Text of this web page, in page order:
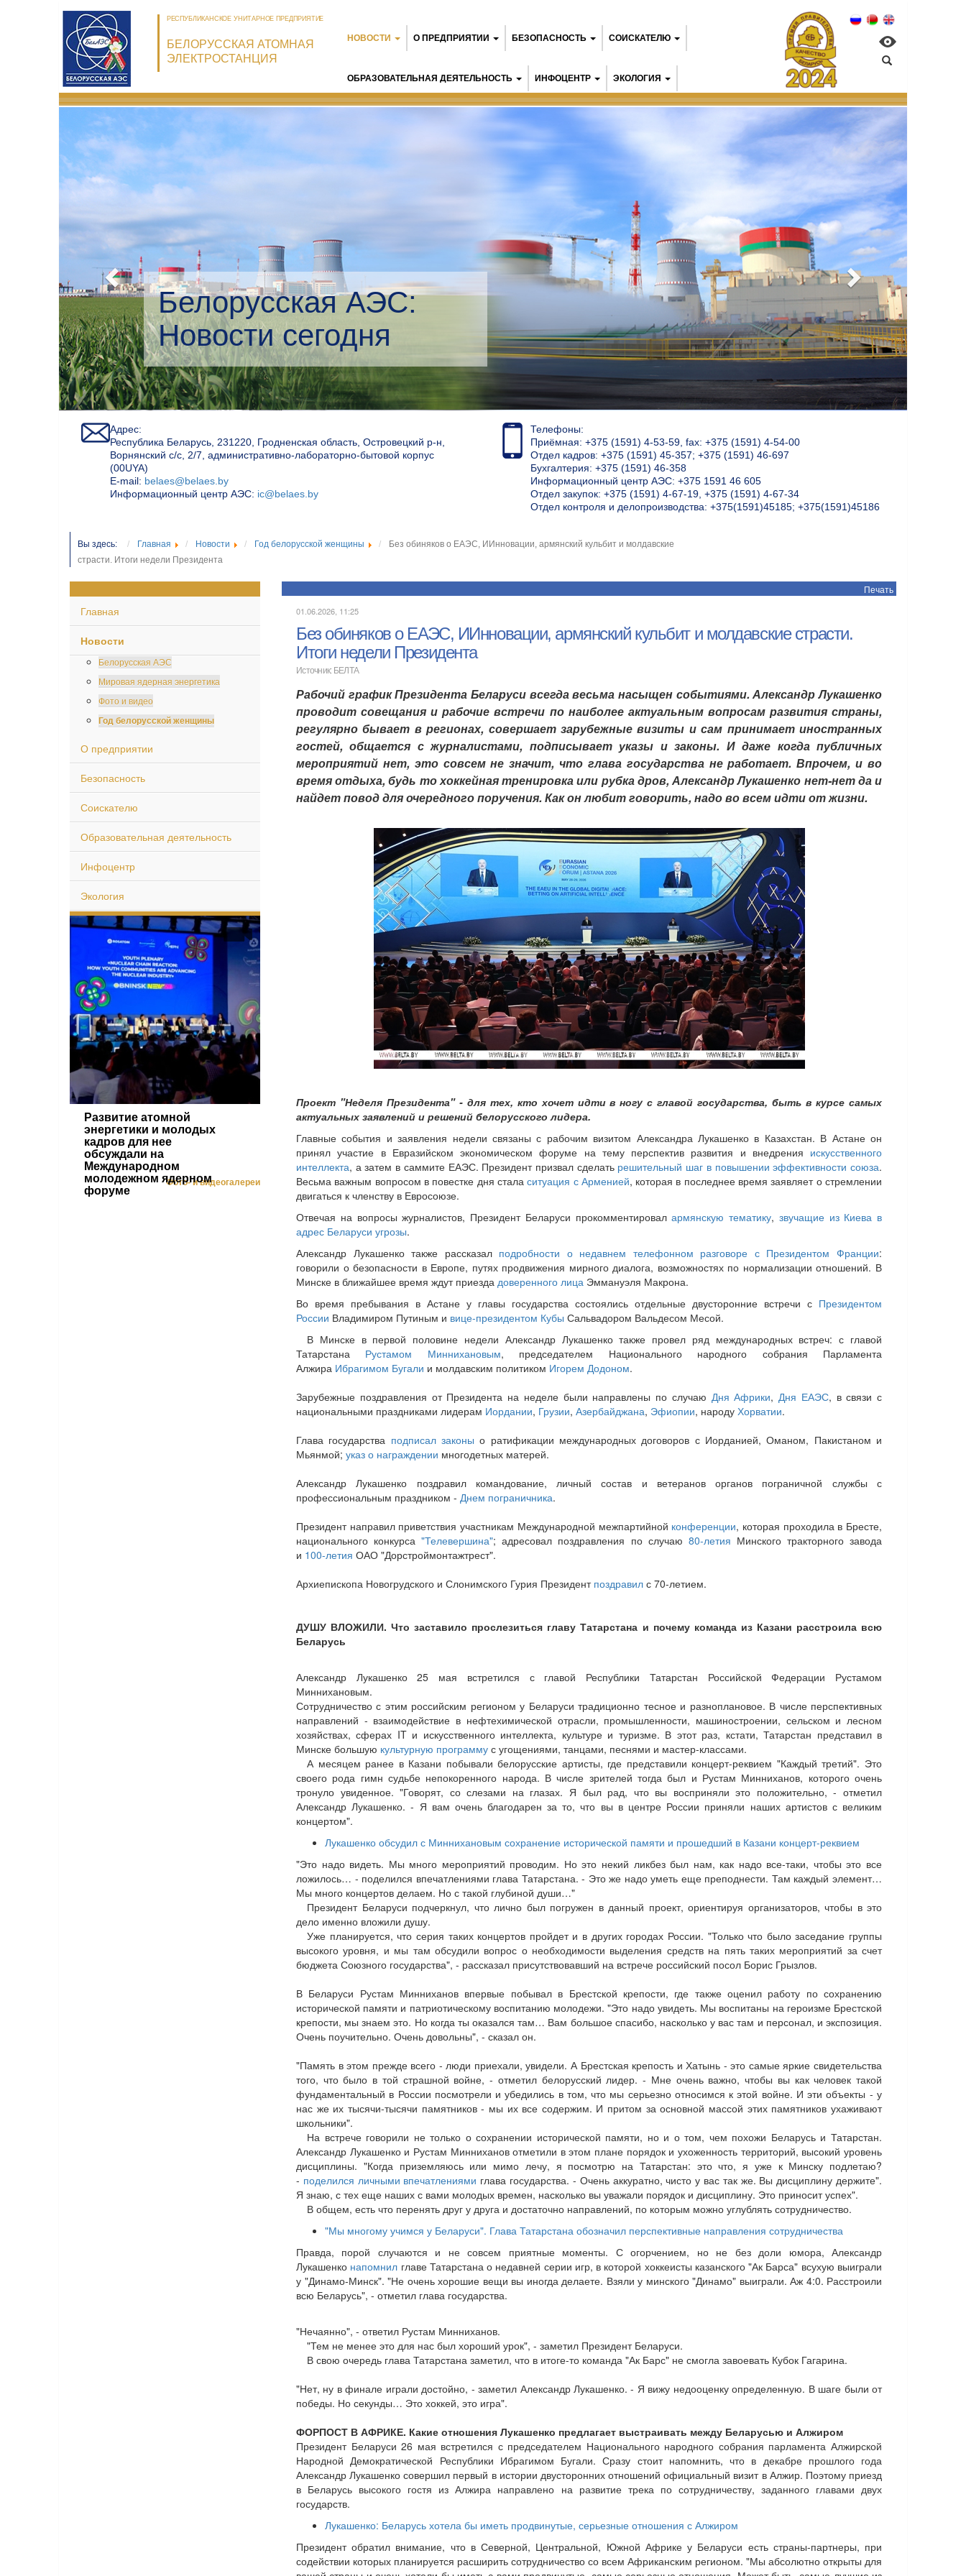
РЕСПУБЛИКАНСКОЕ УНИТАРНОЕ ПРЕДПРИЯТИЕ
БЕЛОРУССКАЯ АТОМНАЯ
ЭЛЕКТРОСТАНЦИЯ
НОВОСТИ О ПРЕДПРИЯТИИ БЕЗОПАСНОСТЬ СОИСКАТЕЛЮ
ОБРАЗОВАТЕЛЬНАЯ ДЕЯТЕЛЬНОСТЬ ИНФОЦЕНТР ЭКОЛОГИЯ
Белорусская АЭС:
Экологический менеджмент
Адрес:
Республика Беларусь, 231220, Гродненская область, Островецкий р-н,
Ворнянский с/с, 2/7, административно-лабораторно-бытовой корпус
(00UYA)
Е-mail: belaes@belaes.by
Информационный центр АЭС: ic@belaes.by
Телефоны:
Приёмная: +375 (1591) 4-53-59, fax: +375 (1591) 4-54-00
Отдел кадров: +375 (1591) 45-357; +375 (1591) 46-697
Бухгалтерия: +375 (1591) 46-358
Информационный центр АЭС: +375 1591 46 605
Отдел закупок: +375 (1591) 4-67-19, +375 (1591) 4-67-34
Отдел контроля и делопроизводства: +375(1591)45185; +375(1591)45186
Вы здесь: Главная Новости Год белорусской женщины
Без обиняков о ЕАЭС, ИИнновации, армянский кульбит и молдавские
страсти. Итоги недели Президента
Главная
Новости
Белорусская АЭС
Мировая ядерная энергетика
Фото и видео
Год белорусской женщины
О предприятии
Безопасность
Соискателю
Образовательная деятельность
Инфоцентр
Экология
Развитие атомной
энергетики и молодых
кадров для нее
обсуждали на
Международном
молодежном ядерном
форуме
Фото- и видеогалереи
Печать
01.06.2026, 11:25
Без обиняков о ЕАЭС, ИИнновации, армянский кульбит и молдавские страсти.
Итоги недели Президента
Источник: БЕЛТА
Рабочий график Президента Беларуси всегда весьма насыщен событиями. Александр Лукашенко
проводит совещания и рабочие встречи по наиболее актуальным вопросам развития страны,
регулярно бывает в регионах, совершает зарубежные визиты и сам принимает иностранных
гостей, общается с журналистами, подписывает указы и законы. И даже когда публичных
мероприятий нет, это совсем не значит, что глава государства не работает. Впрочем, и во
время отдыха, будь то хоккейная тренировка или рубка дров, Александр Лукашенко нет-нет да и
найдет повод для очередного поручения. Как он любит говорить, надо во всем идти от жизни.
Проект "Неделя Президента" - для тех, кто хочет идти в ногу с главой государства, быть в курсе самых
актуальных заявлений и решений белорусского лидера.
Главные события и заявления недели связаны с рабочим визитом Александра Лукашенко в Казахстан. В Астане он
принял участие в Евразийском экономическом форуме на тему перспектив развития и внедрения искусственного
интеллекта , а затем в саммите ЕАЭС. Президент призвал сделать решительный шаг в повышении эффективности союза
Весьма важным вопросом в повестке дня сталаситуация с Арменией , которая в последнее время заявляет о стремлении
двигаться к членству в Евросоюзе.
Отвечая на вопросы журналистов, Президент Беларуси прокомментировалармянскую тематику звучащие из Киева в
адрес Беларуси угрозы
Александр Лукашенко также рассказал подробности о недавнем телефонном разговоре с Президентом Франции:
говорили о безопасности в Европе, путях продвижения мирного диалога, возможностях по нормализации отношений. В
Минске в ближайшее время ждут приезда доверенного лица Эммануэля Макрона.
Во время пребывания в Астане у главы государства состоялись отдельные двусторонние встречи с Президентом
России Владимиром Путиным и вице-президентом Кубы Сальвадором Вальдесом Месой.
В Минске в первой половине недели Александр Лукашенко также провел ряд международных встреч: с главой
Татарстана Рустамом Миннихановым , председателем Национального народного собрания Парламента
Алжира Ибрагимом Бугали и молдавским политиком Игорем Додоном
Зарубежные поздравления от Президента на неделе были направлены по случаю Дня Африки Дня ЕАЭС, в связи с
национальными праздниками лидерам Иордании Грузии Азербайджана Эфиопии , народу Хорватии
Глава государства подписал законы о ратификации международных договоров с Иорданией, Оманом, Пакистаном и
Мьянмой; указ о награждении многодетных матерей.
Александр Лукашенко поздравил командование, личный состав и ветеранов органов пограничной службы с
профессиональным праздником - Днем пограничника
Президент направил приветствия участникам Международной межпартийной конференции , которая проходила в Бресте,
национального конкурса"Телевершина"; адресовал поздравления по случаю 80-летия Минского тракторного завода
и 100-летия ОАО "Дорстроймонтажтрест".
Архиепископа Новогрудского и Слонимского Гурия Президент поздравил с 70-летием.
ДУШУ ВЛОЖИЛИ. Что заставило прослезиться главу Татарстана и почему команда из Казани расстроила всю
Беларусь
Александр Лукашенко 25 мая встретился с главой Республики Татарстан Российской Федерации Рустамом
Миннихановым.
Сотрудничество с этим российским регионом у Беларуси традиционно тесное и разноплановое. В числе перспективных
направлений - взаимодействие в нефтехимической отрасли, промышленности, машиностроении, сельском и лесном
хозяйствах, сферах IT и искусственного интеллекта, культуре и туризме. В этот раз, кстати, Татарстан представил в
Минске большую культурную программу с угощениями, танцами, песнями и мастер-классами.
А месяцем ранее в Казани побывали белорусские артисты, где представили концерт-реквием "Каждый третий". Это
своего рода гимн судьбе непокоренного народа. В числе зрителей тогда был и Рустам Минниханов, которого очень
тронуло увиденное. "Говорят, со слезами на глазах. Я был рад, что вы восприняли это положительно, - отметил
Александр Лукашенко. - Я вам очень благодарен за то, что вы в центре России приняли наших артистов с великим
концертом".
Лукашенко обсудил с Миннихановым сохранение исторической памяти и прошедший в Казани концерт-реквием
"Это надо видеть. Мы много мероприятий проводим. Но это некий ликбез был нам, как надо все-таки, чтобы это все
ложилось… - поделился впечатлениями глава Татарстана. - Это же надо уметь еще преподнести. Там каждый элемент…
Мы много концертов делаем. Но с такой глубиной души…"
Президент Беларуси подчеркнул, что лично был погружен в данный проект, ориентируя организаторов, чтобы в это
дело именно вложили душу.
Уже планируется, что серия таких концертов пройдет и в других городах России. "Только что было заседание группы
высокого уровня, и мы там обсудили вопрос о необходимости выделения средств на пять таких мероприятий за счет
бюджета Союзного государства", - рассказал присутствовавший на встрече российский посол Борис Грызлов.
В Беларуси Рустам Минниханов впервые побывал в Брестской крепости, где также оценил работу по сохранению
исторической памяти и патриотическому воспитанию молодежи. "Это надо увидеть. Мы воспитаны на героизме Брестской
крепости, мы знаем это. Но когда ты оказался там… Вам большое спасибо, насколько у вас там и персонал, и экспозиция.
Очень поучительно. Очень довольны", - сказал он.
"Память в этом прежде всего - люди приехали, увидели. А Брестская крепость и Хатынь - это самые яркие свидетельства
того, что было в той страшной войне, - отметил белорусский лидер. - Мне очень важно, чтобы вы как человек такой
фундаментальный в России посмотрели и убедились в том, что мы серьезно относимся к этой войне. И эти объекты - у
нас же их тысячи-тысячи памятников - мы их все содержим. И притом за основной массой этих памятников ухаживают
школьники".
На встрече говорили не только о сохранении исторической памяти, но и о том, чем похожи Беларусь и Татарстан.
Александр Лукашенко и Рустам Минниханов отметили в этом плане порядок и ухоженность территорий, высокий уровень
дисциплины. "Когда приземляюсь или мимо лечу, я посмотрю на Татарстан: это что, я уже к Минску подлетаю?
- поделился личными впечатлениями глава государства. - Очень аккуратно, чисто у вас так же. Вы дисциплину держите".
Я знаю, с тех еще наших с вами молодых времен, насколько вы уважали порядок и дисциплину. Это приносит успех".
В общем, есть что перенять друг у друга и достаточно направлений, по которым можно углублять сотрудничество.
"Мы многому учимся у Беларуси". Глава Татарстана обозначил перспективные направления сотрудничества
Правда, порой случаются и не совсем приятные моменты. С огорчением, но не без доли юмора, Александр
Лукашенко напомнил главе Татарстана о недавней серии игр, в которой хоккеисты казанского "Ак Барса" всухую выиграли
у "Динамо-Минск". "Не очень хорошие вещи вы иногда делаете. Взяли у минского "Динамо" выиграли. Аж 4:0. Расстроили
всю Беларусь", - отметил глава государства.
"Нечаянно", - ответил Рустам Минниханов.
"Тем не менее это для нас был хороший урок", - заметил Президент Беларуси.
В свою очередь глава Татарстана заметил, что в итоге-то команда "Ак Барс" не смогла завоевать Кубок Гагарина.
"Нет, ну в финале играли достойно, - заметил Александр Лукашенко. - Я вижу недооценку определенную. В шаге были от
победы. Но секунды… Это хоккей, это игра".
ФОРПОСТ В АФРИКЕ. Какие отношения Лукашенко предлагает выстраивать между Беларусью и Алжиром
Президент Беларуси 26 мая встретился с председателем Национального народного собрания парламента Алжирской
Народной Демократической Республики Ибрагимом Бугали. Сразу стоит напомнить, что в декабре прошлого года
Александр Лукашенко совершил первый в истории двусторонних отношений официальный визит в Алжир. Поэтому приезд
в Беларусь высокого гостя из Алжира направлено на развитие трека по сотрудничеству, заданного главами двух
государств.
Лукашенко: Беларусь хотела бы иметь продвинутые, серьезные отношения с Алжиром
Президент обратил внимание, что в Северной, Центральной, Южной Африке у Беларуси есть страны-партнеры, при
содействии которых планируется расширить сотрудничество со всем Африканским регионом. "Мы абсолютно открыты для